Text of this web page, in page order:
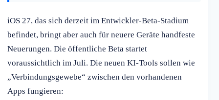
iOS 27, das sich derzeit im Entwickler-Beta-Stadium
befindet, bringt aber auch für neuere Geräte handfeste
Neuerungen. Die öffentliche Beta startet
voraussichtlich im Juli. Die neuen KI-Tools sollen wie
„Verbindungsgewebe“ zwischen den vorhandenen
Apps fungieren: